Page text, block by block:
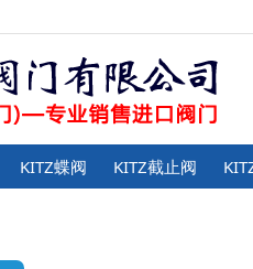
KITZ蝶阀 KITZ截止阀